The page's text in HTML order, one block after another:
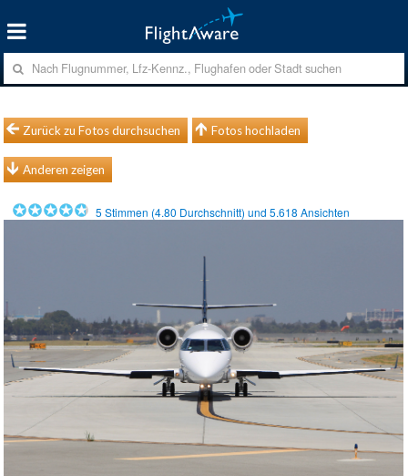
Zurück zu Fotos durchsuchen Fotos hochladen
Anderen zeigen
5 Stimmen (4.80 Durchschnitt) und5.618 Ansichten